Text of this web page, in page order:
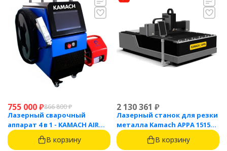
755 000₽866 800₽
Лазерный сварочный
аппарат 4 в 1 - KAMACH AIR
1500
В корзину
2 130 361 ₽
Лазерный станок для резки
металла Kamach APPA 1515
(1500 Вт)
В корзину